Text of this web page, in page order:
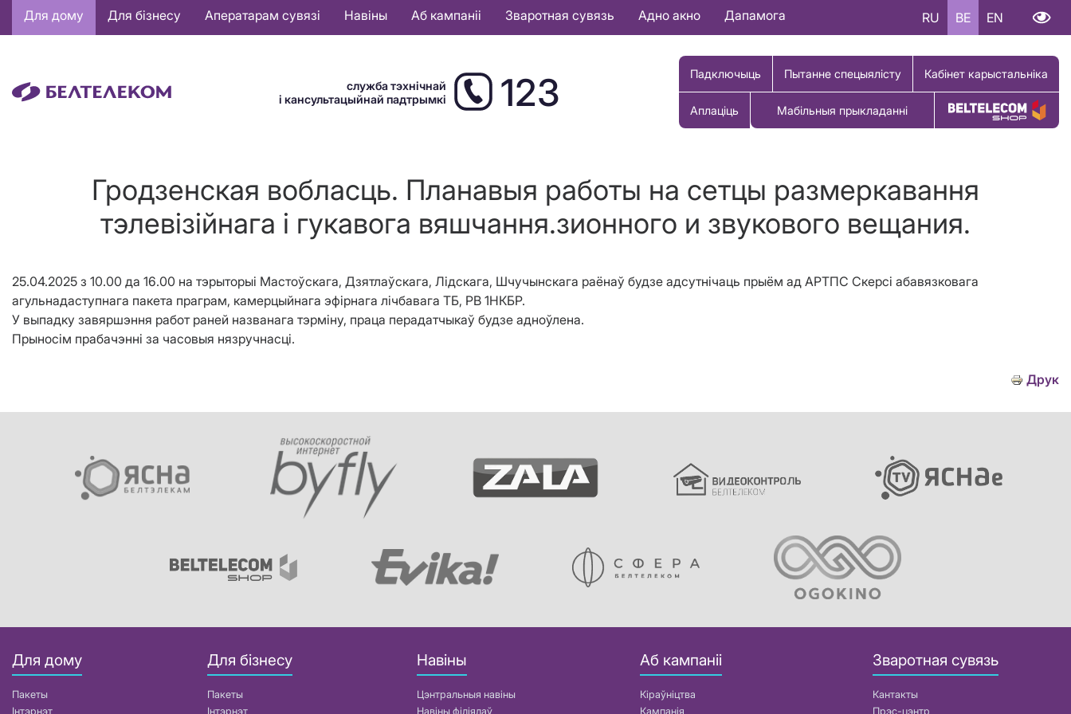
Основная
навигация
Для дому Для бізнесу Аператарам сувязі Навіны Аб кампаніі Зваротная сувязь Адно акно Дапамога RU BE EN
служба тэхнічнай
і кансультацыйнай падтрымкі
123 Падключыць Пытанне спецыялісту Кабінет карыстальніка
Аплаціць Мабільныя прыкладанні Купіць тавар
Гродзенская вобласць. Планавыя работы на сетцы размеркавання
тэлевізійнага і гукавога вяшчання.зионного и звукового вещания.
25.04.2025 з 10.00 да 16.00 на тэрыторыі Мастоўскага, Дзятлаўскага, Лідскага, Шчучынскага раёнаў будзе адсутнічаць прыём ад АРТПС Скерсі абавязковага
агульнадаступнага пакета праграм, камерцыйнага эфірнага лічбавага ТБ, РВ 1НКБР.
У выпадку завяршэння работ раней названага тэрміну, праца перадатчыкаў будзе адноўлена.
Прыносім прабачэнні за часовыя нязручнасці.
Друк
Для дому
Пакеты
Інтэрнэт
Для бізнесу
Пакеты
Інтэрнэт
Навіны
Цэнтральныя навіны
Навіны філіялаў
Аб кампаніі
Кіраўніцтва
Кампанія
Зваротная сувязь
Кантакты
Прэс-цэнтр